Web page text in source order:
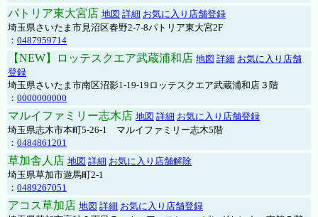
パトリア東大宮店 地図 詳細 お気に入り店舗登録
埼玉県さいたま市見沼区春野2-7-8パトリア東大宮2F
： 0487959714
【NEW】ロッテスクエア武蔵浦和店 地図 詳細 お気に入り店舗
登録
埼玉県さいたま市南区沼影1-19-19ロッテスクエア武蔵浦和店３階
： 0000000000
マルイファミリー志木店 地図 詳細 お気に入り店舗登録
埼玉県志木市本町5-26-1 マルイファミリー志木5階
： 0484861201
草加舎人店 地図 詳細 お気に入り店舗解除
埼玉県草加市遊馬町2-1
： 0489267051
アコス草加店 地図 詳細 お気に入り店舗登録